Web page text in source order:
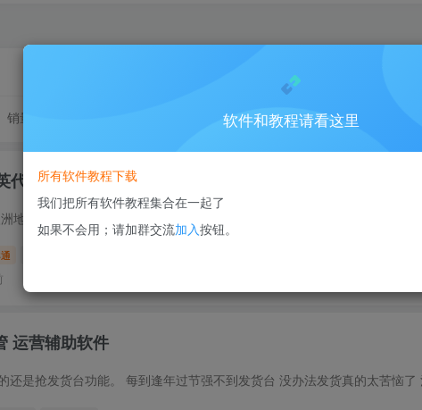
销量
，不办理会怎样！
运营辅助软件
软件和教程请看这里
所有软件教程下载
我们把所有软件教程集合在一起了
如果不会用；请加群交流加入按钮。